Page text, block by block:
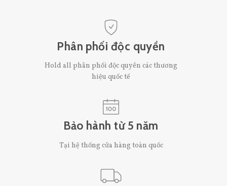
Phân phối độc quyền
Hold all phân phối độc quyền các thương
hiệu quốc tế
Bảo hành từ 5 năm
Tại hệ thống cửa hàng toàn quốc